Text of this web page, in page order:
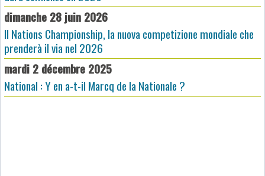
dimanche 28 juin 2026
Il Nations Championship, la nuova competizione mondiale che
prenderà il via nel 2026
mardi 2 décembre 2025
National : Y en a-t-il Marcq de la Nationale ?